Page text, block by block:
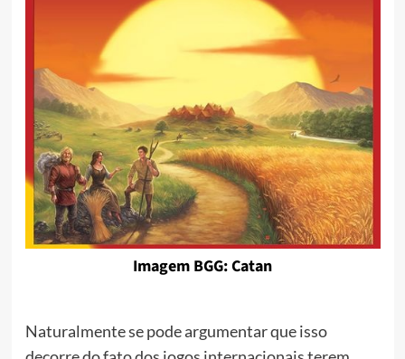
Imagem BGG: Catan
Naturalmente se pode argumentar que isso